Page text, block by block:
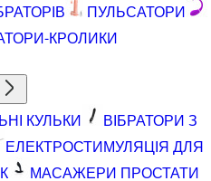
ПУЛЬСАТОРИ
КРОЛИКИ
КУЛЬКИ
ВІБРАТОРИ З
ЕЛЕКТРОСТИМУЛЯЦІЯ ДЛЯ
МАСАЖЕРИ ПРОСТАТИ